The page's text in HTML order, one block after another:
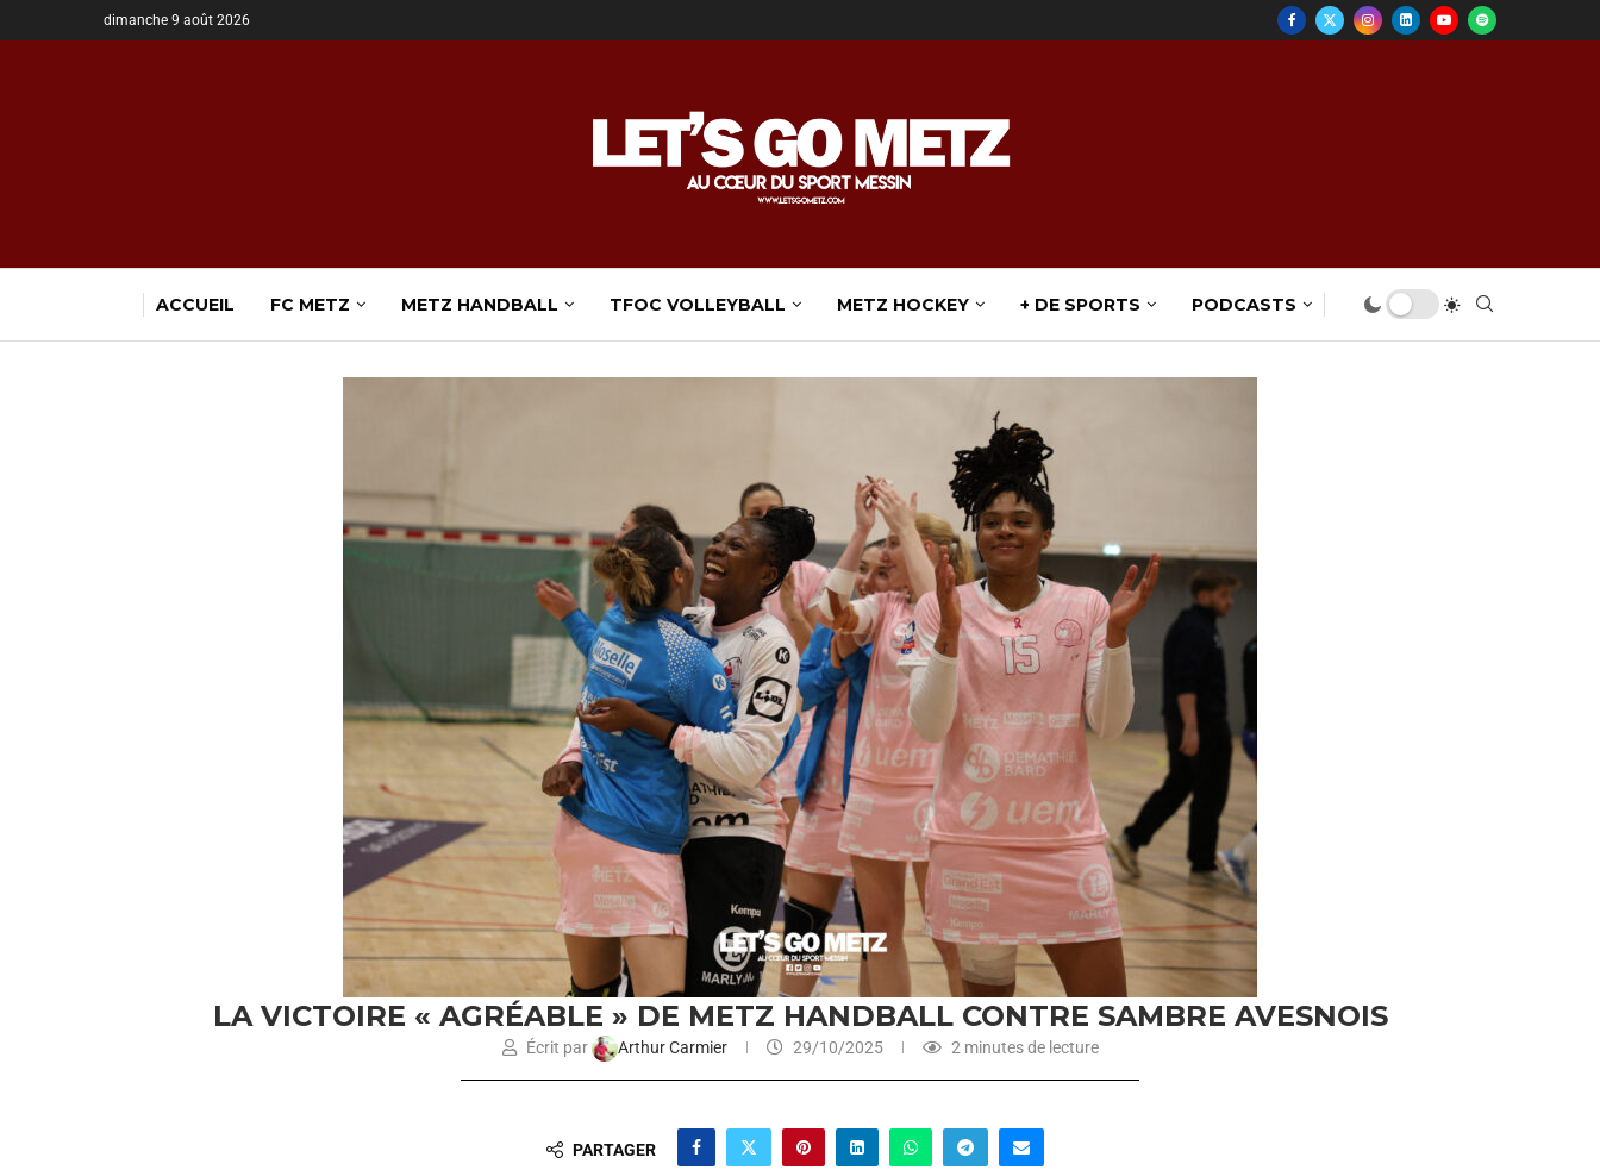
dimanche 9 août 2026
ACCUEIL FC METZ METZ HANDBALL TFOC VOLLEYBALL METZ HOCKEY + DE SPORTS PODCASTS
LA VICTOIRE « AGRÉABLE » DE METZ HANDBALL CONTRE SAMBRE AVESNOIS
Écrit par Arthur Carmier 29/10/2025 2 minutes de lecture
PARTAGER